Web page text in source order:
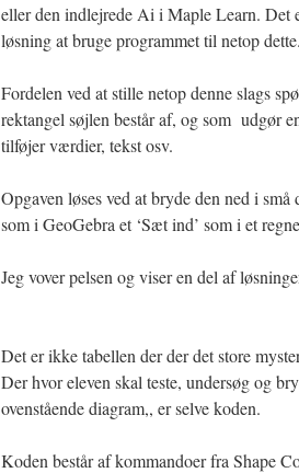
eller den indlejrede Ai i Maple Learn. Det
løsning at bruge programmet til netop dette.
Fordelen ved at stille netop denne slags
rektangel søjlen består af, og som udgør
tilføjer værdier, tekst osv.
Opgaven løses ved at bryde den ned i
som i GeoGebra et ‘Sæt ind’ som i et
Jeg vover pelsen og viser en del af
Det er ikke tabellen der der det store
Der hvor eleven skal teste, undersøg og
ovenstående diagram,, er selve koden.
Koden består af kommandoer fra Shape